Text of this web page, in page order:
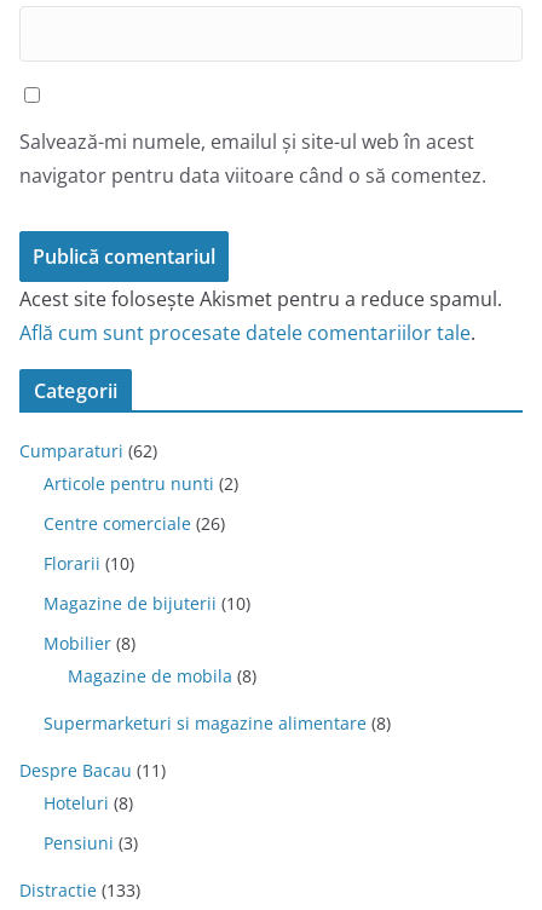
Salvează-mi numele, emailul și site-ul web în acest
navigator pentru data viitoare când o să comentez.
Acest site folosește Akismet pentru a reduce spamul.
Află cum sunt procesate datele comentariilor tale.
Categorii
Cumparaturi (62)
Articole pentru nunti (2)
Centre comerciale (26)
Florarii (10)
Magazine de bijuterii (10)
Mobilier (8)
Magazine de mobila (8)
Supermarketuri si magazine alimentare (8)
Despre Bacau (11)
Hoteluri (8)
Pensiuni (3)
Distractie (133)